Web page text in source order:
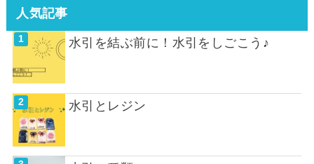
人気記事
水引を結ぶ前に！水引をしごこう♪
水引とレジン